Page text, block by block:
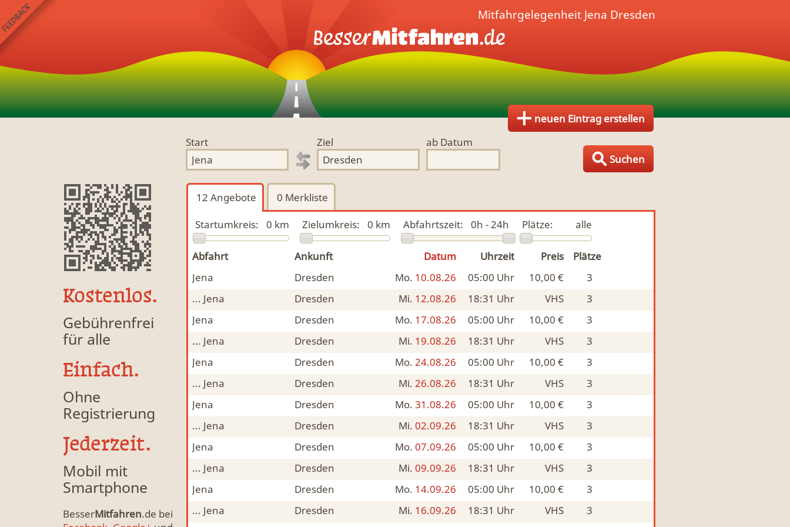
neuen Eintrag erstellen
Start
Ziel
ab Datum
Suchen
Kostenlos.
Gebührenfrei
für alle
Einfach.
Ohne
Registrierung
Jederzeit.
Mobil mit
Smartphone
BesserMitfahren.de bei
Mitfahrgelegenheit Jena Dresden
12 Angebote 0 Merkliste
Startumkreis:
0 km Zielumkreis: 0 km Abfahrtszeit: 0h - 24h Plätze: alle
Abfahrt Ankunft Datum Uhrzeit Preis
Plätze
Jena
Dresden Mo. 10.08.26 05:00 Uhr 10,00 € 3
Mitfahrgelegenheit & Fahrgemeinschaft
... Jena
Dresden Mi. 12.08.26 18:31 Uhr VHS 3
Mitfahrgelegenheit & Fahrgemeinschaft
MFG
Jena
Dresden Mo. 17.08.26 05:00 Uhr 10,00 € 3
Mitfahrgelegenheit & Fahrgemeinschaft
MFG
... Jena
Dresden Mi. 19.08.26 18:31 Uhr VHS 3
Mitfahrgelegenheit & Fahrgemeinschaft
MFG
Jena
Dresden Mo. 24.08.26 05:00 Uhr 10,00 € 3
Mitfahrgelegenheit & Fahrgemeinschaft
MFG
... Jena
Dresden Mi. 26.08.26 18:31 Uhr VHS 3
Mitfahrgelegenheit & Fahrgemeinschaft
Jena
Dresden Mo. 31.08.26 05:00 Uhr 10,00 € 3
Mitfahrgelegenheit & Fahrgemeinschaft
MFG
... Jena
Dresden Mi. 02.09.26 18:31 Uhr VHS 3
Mitfahrgelegenheit & Fahrgemeinschaft
Jena
Dresden Mo. 07.09.26 05:00 Uhr 10,00 € 3
Mitfahrgelegenheit & Fahrgemeinschaft
MFG
... Jena
Dresden Mi. 09.09.26 18:31 Uhr VHS 3
Mitfahrgelegenheit & Fahrgemeinschaft
MFG
Jena
Dresden Mo. 14.09.26 05:00 Uhr 10,00 € 3
Mitfahrgelegenheit & Fahrgemeinschaft
MFG
... Jena
Dresden Mi. 16.09.26 18:31 Uhr VHS 3
Mitfahrgelegenheit & Fahrgemeinschaft
MFG